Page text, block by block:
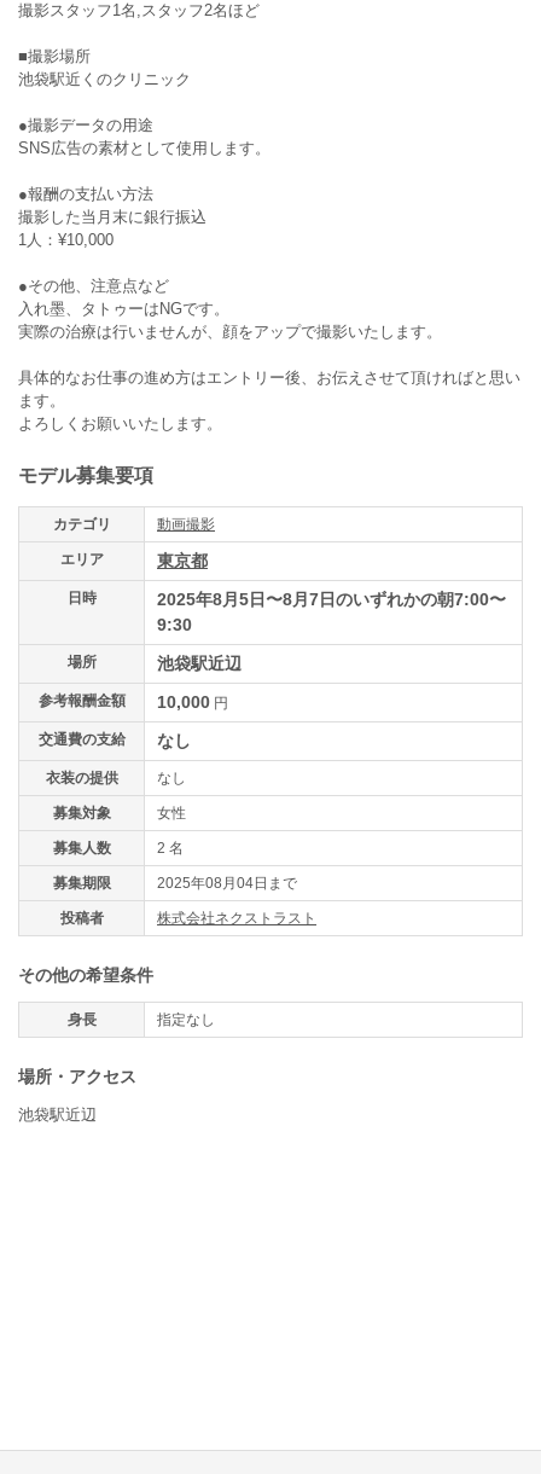
撮影スタッフ1名,スタッフ2名ほど
■撮影場所
池袋駅近くのクリニック
●撮影データの用途
SNS広告の素材として使用します。
●報酬の支払い方法
撮影した当月末に銀行振込
1人：¥10,000
●その他、注意点など
入れ墨、タトゥーはNGです。
実際の治療は行いませんが、顔をアップで撮影いたします。
具体的なお仕事の進め方はエントリー後、お伝えさせて頂ければと思い
ます。
よろしくお願いいたします。
モデル募集要項
カテゴリ 動画撮影
エリア 東京都
日時
2025年8月5日〜8月7日のいずれかの朝7:00〜
9:30
場所 池袋駅近辺
参考報酬金額 10,000 円
交通費の支給 なし
衣装の提供 なし
募集対象 女性
募集人数 2 名
募集期限 2025年08月04日まで
投稿者 株式会社ネクストラスト
その他の希望条件
身長 指定なし
場所・アクセス
池袋駅近辺